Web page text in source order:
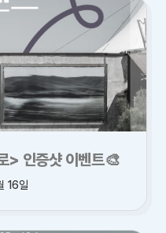
> 인증샷 이벤트🎨
16일